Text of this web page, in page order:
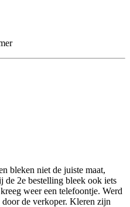
bleken niet de juiste maat,
2e bestelling bleek ook iets
weer een telefoontje. Werd
door de verkoper. Kleren zijn